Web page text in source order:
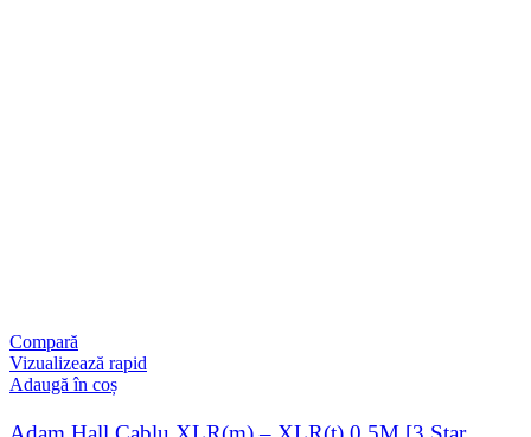
Compară
Vizualizează rapid
Adaugă în coș